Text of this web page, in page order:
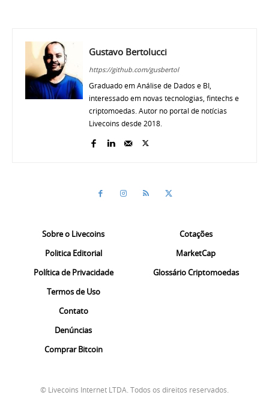
Gustavo Bertolucci
https://github.com/gusbertol
Graduado em Análise de Dados e BI,
interessado em novas tecnologias, fintechs e
criptomoedas. Autor no portal de notícias
Livecoins desde 2018.
Sobre o Livecoins
Politica Editorial
Política de Privacidade
Termos de Uso
Contato
Denúncias
Comprar Bitcoin
Cotações
MarketCap
Glossário Criptomoedas
© Livecoins Internet LTDA. Todos os direitos reservados.